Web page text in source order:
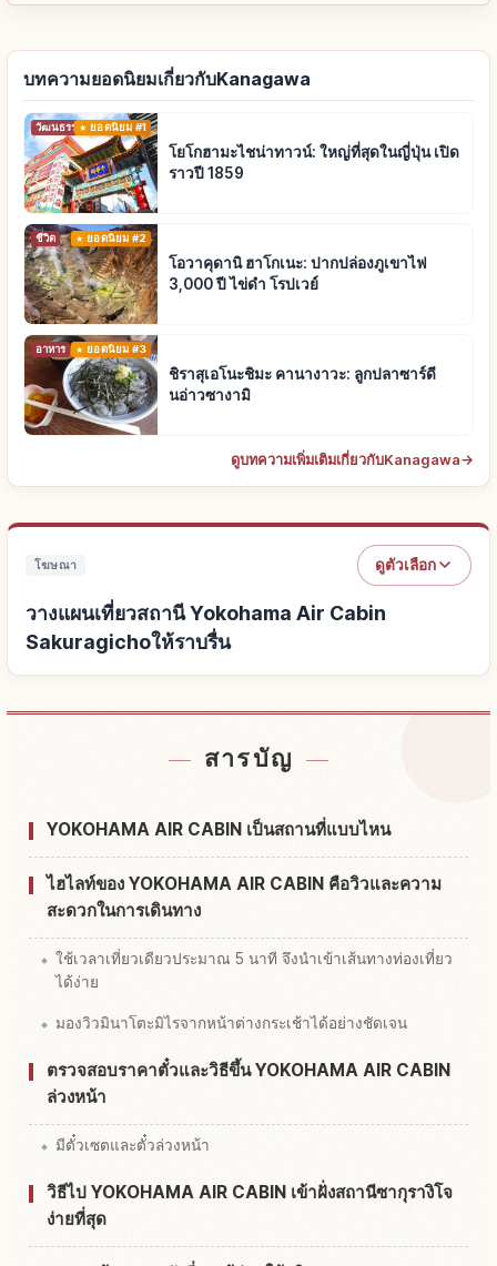
บทความยอดนิยมเกี่ยวกับKanagawa
วัฒนธรรมดั้งเดิมยอดนิยม #1
โยโกฮามะไชน่าทาวน์: ใหญ่ที่สุดในญี่ปุ่น เปิด
ราวปี 1859
ชีวิต ยอดนิยม #2
โอวาคุดานิ ฮาโกเนะ: ปากปล่องภูเขาไฟ
3,000 ปี ไข่ดำ โรปเวย์
อาหาร ยอดนิยม #3
ชิราสุเอโนะชิมะ คานางาวะ: ลูกปลาซาร์ดี
นอ่าวซางามิ
ดูบทความเพิ่มเติมเกี่ยวกับKanagawa→
โฆษณา ดูตัวเลือก
วางแผนเที่ยวสถานี Yokohama Air Cabin
Sakuragichoให้ราบรื่น
Sakuragicho
หากิจกรรมในสถานี Yokohama Air Cabin
สารบัญ
YOKOHAMA AIR CABIN เป็นสถานที่แบบไหน
ไฮไลท์ของ YOKOHAMA AIR CABIN คือวิวและความ
สะดวกในการเดินทาง
ใช้เวลาเที่ยวเดียวประมาณ 5 นาที จึงนำเข้าเส้นทางท่องเที่ยว
ได้ง่าย
มองวิวมินาโตะมิไรจากหน้าต่างกระเช้าได้อย่างชัดเจน
ตรวจสอบราคาตั๋วและวิธีขึ้น YOKOHAMA AIR CABIN
ล่วงหน้า
มีตั๋วเซตและตั๋วล่วงหน้า
วิธีไป YOKOHAMA AIR CABIN เข้าฝั่งสถานีซากุรางิโจ
ง่ายที่สุด